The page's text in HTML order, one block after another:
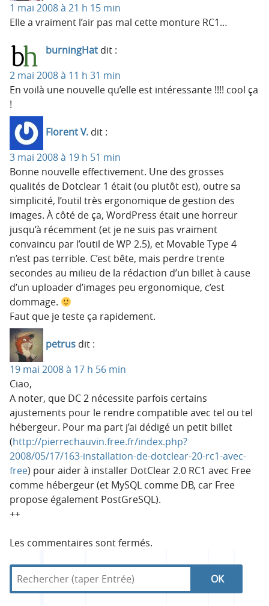
1 mai 2008 à 21 h 15 min
Elle a vraiment l’air pas mal cette monture RC1…
burningHat dit :
2 mai 2008 à 11 h 31 min
En voilà une nouvelle qu’elle est intéressante !!!! cool ça
!
Florent V. dit :
3 mai 2008 à 19 h 51 min
Bonne nouvelle effectivement. Une des grosses
qualités de Dotclear 1 était (ou plutôt est), outre sa
simplicité, l’outil très ergonomique de gestion des
images. À côté de ça, WordPress était une horreur
jusqu’à récemment (et je ne suis pas vraiment
convaincu par l’outil de WP 2.5), et Movable Type 4
n’est pas terrible. C’est bête, mais perdre trente
secondes au milieu de la rédaction d’un billet à cause
d’un uploader d’images peu ergonomique, c’est
dommage.
Faut que je teste ça rapidement.
petrus dit :
19 mai 2008 à 17 h 56 min
Ciao,
A noter, que DC 2 nécessite parfois certains
ajustements pour le rendre compatible avec tel ou tel
hébergeur. Pour ma part j’ai dédigé un petit billet
(http://pierrechauvin.free.fr/index.php?
2008/05/17/163-installation-de-dotclear-20-rc1-avec-
free) pour aider à installer DotClear 2.0 RC1 avec Free
comme hébergeur (et MySQL comme DB, car Free
propose également PostGreSQL).
++
Les commentaires sont fermés.
R
R
d